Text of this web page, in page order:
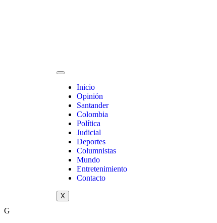
Inicio
Opinión
Santander
Colombia
Política
Judicial
Deportes
Columnistas
Mundo
Entretenimiento
Contacto
X
G